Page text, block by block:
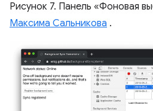
Рисунок 7. Панель «Фоновая
Максима Сальникова .